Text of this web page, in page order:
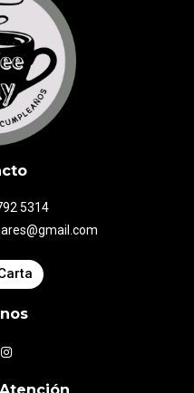
5314